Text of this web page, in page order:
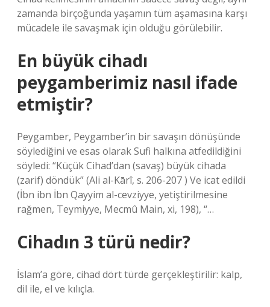
zamanda birçoğunda yaşamın tüm aşamasına karşı
mücadele ile savaşmak için olduğu görülebilir.
En büyük cihadı
peygamberimiz nasıl ifade
etmiştir?
Peygamber, Peygamber’in bir savaşın dönüşünde
söylediğini ve esas olarak Sufi halkına atfedildiğini
söyledi: “Küçük Cihad’dan (savaş) büyük cihada
(zarif) döndük” (Ali al-Kārî, s. 206-207 ) Ve icat edildi
(İbn ibn İbn Qayyim al-cevziyye, yetiştirilmesine
rağmen, Teymiyye, Mecmû Main, xi, 198), “…
Cihadın 3 türü nedir?
İslam’a göre, cihad dört türde gerçekleştirilir: kalp,
dil ile, el ve kılıçla.